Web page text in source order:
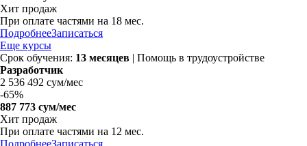
Хит продаж
При оплате частями на 18 мес.
ПодробнееЗаписаться
Еще курсы
Срок обучения: 13 месяцев | Помощь в трудоустройстве
Разработчик
2 536 492 сум/мес
-65%
887 773 сум/мес
Хит продаж
При оплате частями на 12 мес.
ПодробнееЗаписаться